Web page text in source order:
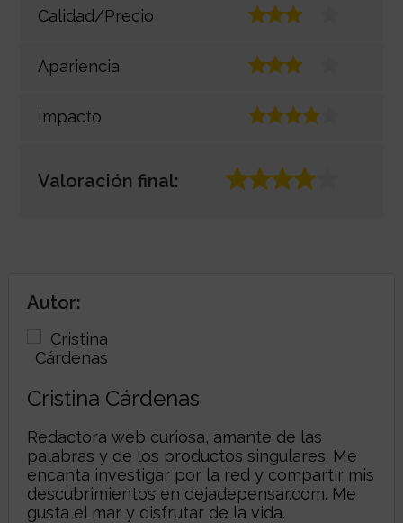
Calidad/Precio
Apariencia
Impacto
Valoración final:
Autor:
Cristina Cárdenas
Redactora web curiosa, amante de las
palabras y de los productos singulares. Me
encanta investigar por la red y compartir mis
descubrimientos en dejadepensar.com. Me
gusta el mar y disfrutar de la vida.